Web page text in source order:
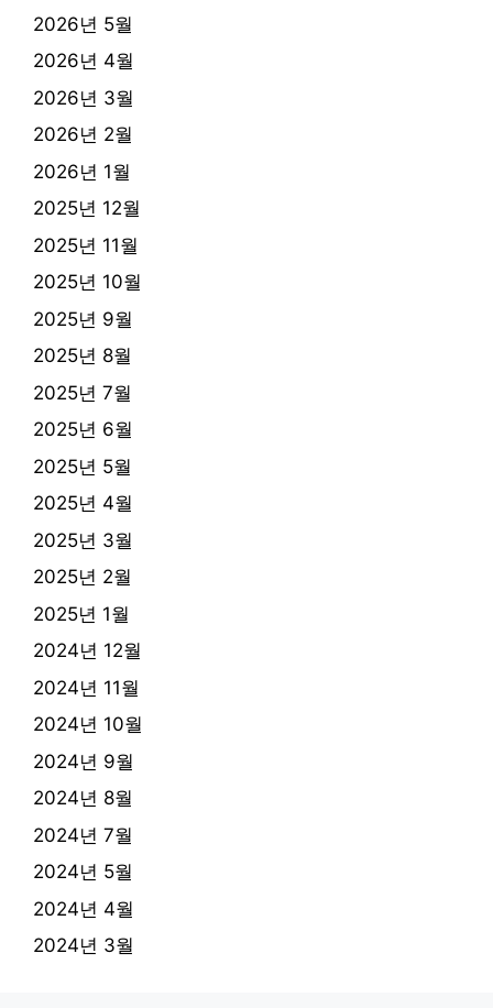
2026년 5월
2026년 4월
2026년 3월
2026년 2월
2026년 1월
2025년 12월
2025년 11월
2025년 10월
2025년 9월
2025년 8월
2025년 7월
2025년 6월
2025년 5월
2025년 4월
2025년 3월
2025년 2월
2025년 1월
2024년 12월
2024년 11월
2024년 10월
2024년 9월
2024년 8월
2024년 7월
2024년 5월
2024년 4월
2024년 3월